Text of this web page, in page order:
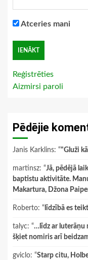
Atceries mani
Reģistrēties
Aizmirsi paroli
Pēdējie
Janis Karklins: “"Gluži
martinsz: “Jā, pēdējā
baptistu aktivitāte.
Makartura, Džona
Roberto: “ līdzībā es
talyc: “…līdz ar luterāņu
šķiet nomiris arī
gviclo: “Starp citu,